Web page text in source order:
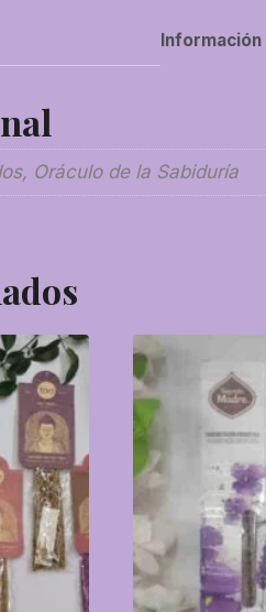
Información
Oráculo de la Sabiduría